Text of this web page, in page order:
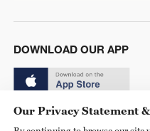
DOWNLOAD OUR APP
Our Privacy Statement